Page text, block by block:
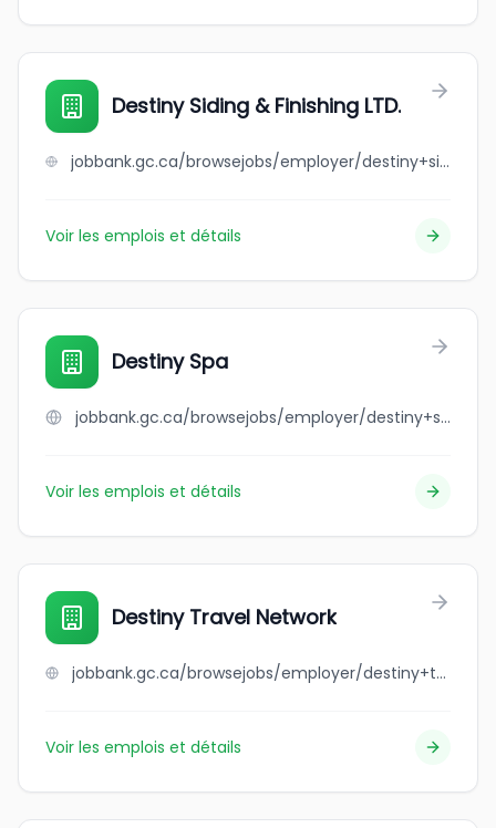
Destiny Siding & Finishing LTD.
jobbank.gc.ca/browsejobs/employer/destiny+siding+%26+finishing+ltd./ca
Voir les emplois et détails
Destiny Spa
jobbank.gc.ca/browsejobs/employer/destiny+spa/ca
Voir les emplois et détails
Destiny Travel Network
jobbank.gc.ca/browsejobs/employer/destiny+travel+network/ca
Voir les emplois et détails